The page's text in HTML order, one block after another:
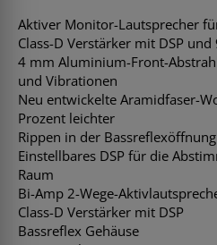
Aktiver Monitor-Lautsprecher
Class-D Verstärker mit DSP
4 mm Aluminium-Front-
und Vibrationen
Neu entwickelte Aramidfaser-
Prozent leichter
Rippen in der
Einstellbares DSP für die
Raum
Bi-Amp 2-Wege-
Class-D Verstärker mit DSP
Bassreflex Gehäuse